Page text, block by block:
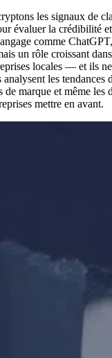
les signaux de
évaluer la crédibilité
comme
un rôle croissant
locales — et ils
les tendances
marque et même les
mettre en avant.